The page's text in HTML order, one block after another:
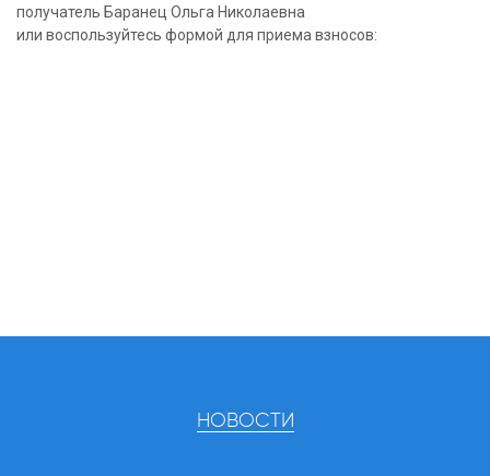
получатель Баранец Ольга Николаевна
или воспользуйтесь формой для приема взносов:
НОВОСТИ